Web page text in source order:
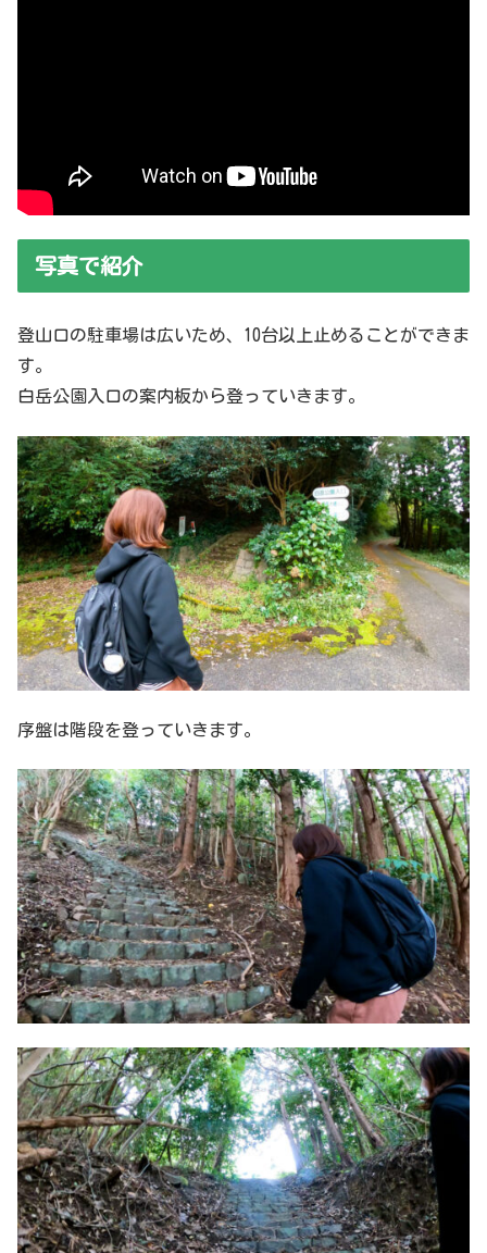
写真で紹介
登山口の駐車場は広いため、10台以上止めることができま
す。
白岳公園入口の案内板から登っていきます。
序盤は階段を登っていきます。